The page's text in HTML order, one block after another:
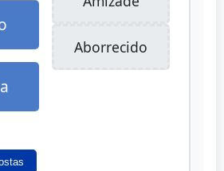
Aborrecido